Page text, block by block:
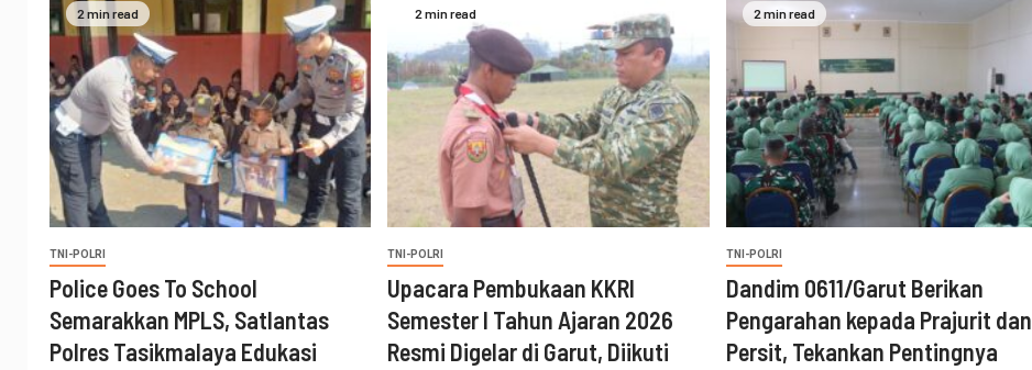
2 min read
TNI-POLRI
Police Goes To School
Semarakkan MPLS, Satlantas
Polres Tasikmalaya Edukasi
2 min read
TNI-POLRI
Upacara Pembukaan KKRI
Semester I Tahun Ajaran 2026
Resmi Digelar di Garut, Diikuti
2 min read
TNI-POLRI
‎Dandim 0611/Garut Berikan
Pengarahan kepada Prajurit dan
Persit, Tekankan Pentingnya